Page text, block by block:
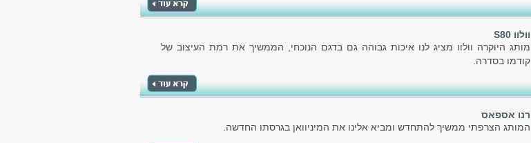
וולוו S80
מותג היוקרה וולוו מציג לנו איכות גבוהה גם בדגם הנוכחי, הממשיך את רמת העיצוב של
קודמו בסדרה.
רנו אספאס
המותג הצרפתי ממשיך להתחדש ומביא אלינו את המיניוואן בגרסתו החדשה.